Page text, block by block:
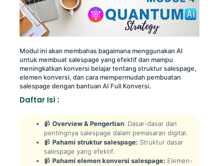
Modul ini akan membahas bagaimana menggunakan AI
untuk membuat salespage yang efektif dan mampu
meningkatkan konversi belajar tentang struktur salespage,
elemen konversi, dan cara mempermudah pembuatan
salespage dengan bantuan AI Full Konversi.
Daftar Isi :
📹 Overview & Pengertian: Dasar-dasar dan
pentingnya salespage dalam pemasaran digital.
📹 Pahami struktur salespage: Struktur dasar
salespage yang efektif.
📹 Pahami elemen konversi salespage: Elemen-